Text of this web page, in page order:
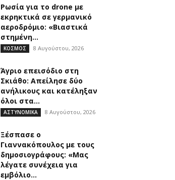
Ρωσία για το drone με
εκρηκτικά σε γερμανικό
αεροδρόμιο: «Βιαστικά
στημένη...
ΚΟΣΜΟΣ 8 Αυγούστου, 2026
Άγριο επεισόδιο στη
Σκιάθο: Απείλησε δύο
ανήλικους και κατέληξαν
όλοι στα...
ΑΣΤΥΝΟΜΙΚΑ 8 Αυγούστου, 2026
Ξέσπασε ο
Γιαννακόπουλος με τους
δημοσιογράφους: «Μας
λέγατε συνέχεια για
εμβόλιο...